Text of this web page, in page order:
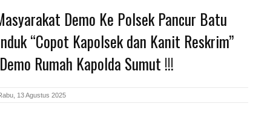
Demo Ke Polsek Pancur Batu
“Copot Kapolsek dan Kanit Reskrim”
Rumah Kapolda Sumut !!!
13 Agustus 2025